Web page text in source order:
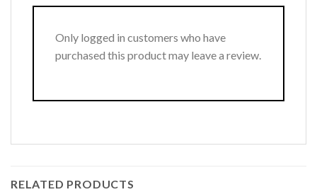
Only logged in customers who have
purchased this product may leave a review.
RELATED PRODUCTS